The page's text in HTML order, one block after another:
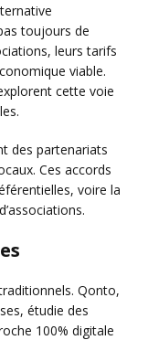
toujours de
leurs tarifs
viable.
cette voie
des partenariats
Ces accords
voire la
Qonto,
étudie des
100% digitale